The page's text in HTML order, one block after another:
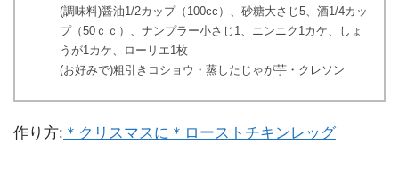
(調味料)醤油1/2カップ（100cc）、砂糖大さじ5、酒1/4カッ
プ（50ｃｃ）、ナンプラー小さじ1、ニンニク1カケ、しょ
うが1カケ、ローリエ1枚
(お好みで)粗引きコショウ・蒸したじゃが芋・クレソン
作り方: ＊クリスマスに＊ローストチキンレッグ